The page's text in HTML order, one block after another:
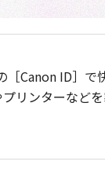
Canon ID］で
リンターなど